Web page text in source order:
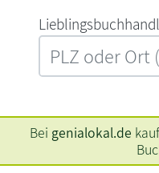
Bei genialokal.de